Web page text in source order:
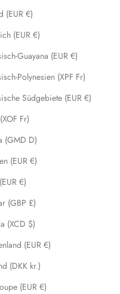
(EUR €)
(EUR €)
Guayana (EUR €)
Polynesien (XPF Fr)
Südgebiete (EUR €)
Fr)
(GMD D)
(EUR €)
€)
(GBP £)
(XCD $)
(EUR €)
(DKK kr.)
(EUR €)